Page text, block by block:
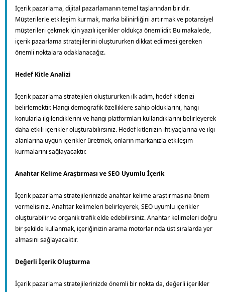
İçerik pazarlama, dijital pazarlamanın temel taşlarından biridir.
Müşterilerle etkileşim kurmak, marka bilinirliğini artırmak ve potansiyel
müşterileri çekmek için yazılı içerikler oldukça önemlidir. Bu makalede,
içerik pazarlama stratejilerini oluştururken dikkat edilmesi gereken
önemli noktalara odaklanacağız.
Hedef Kitle Analizi
İçerik pazarlama stratejileri oluştururken ilk adım, hedef kitlenizi
belirlemektir. Hangi demografik özelliklere sahip olduklarını, hangi
konularla ilgilendiklerini ve hangi platformları kullandıklarını belirleyerek
daha etkili içerikler oluşturabilirsiniz. Hedef kitlenizin ihtiyaçlarına ve ilgi
alanlarına uygun içerikler üretmek, onların markanızla etkileşim
kurmalarını sağlayacaktır.
Anahtar Kelime Araştırması ve SEO Uyumlu İçerik
İçerik pazarlama stratejilerinizde anahtar kelime araştırmasına önem
vermelisiniz. Anahtar kelimeleri belirleyerek, SEO uyumlu içerikler
oluşturabilir ve organik trafik elde edebilirsiniz. Anahtar kelimeleri doğru
bir şekilde kullanmak, içeriğinizin arama motorlarında üst sıralarda yer
almasını sağlayacaktır.
Değerli İçerik Oluşturma
İçerik pazarlama stratejilerinizde önemli bir nokta da, değerli içerikler